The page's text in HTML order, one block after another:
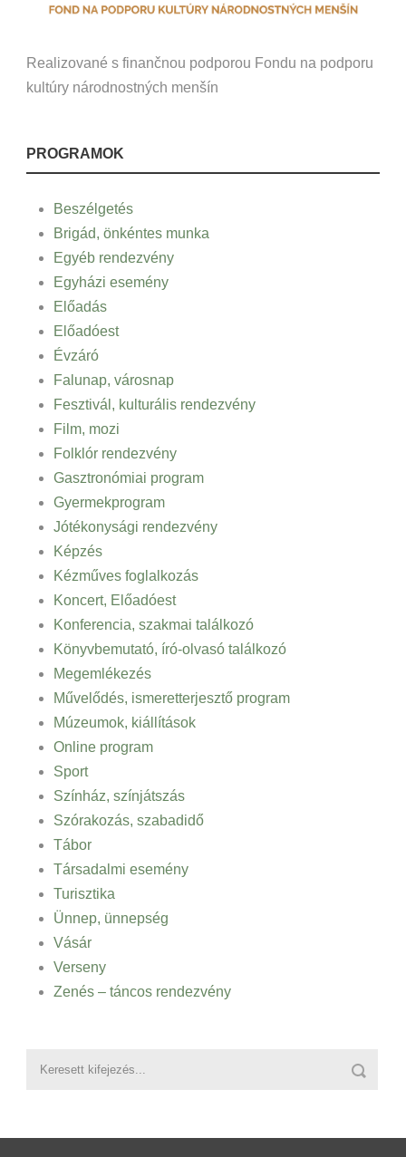
Realizované s finančnou podporou Fondu na podporu
kultúry národnostných menšín
PROGRAMOK
Beszélgetés
Brigád, önkéntes munka
Egyéb rendezvény
Egyházi esemény
Előadás
Előadóest
Évzáró
Falunap, városnap
Fesztivál, kulturális rendezvény
Film, mozi
Folklór rendezvény
Gasztronómiai program
Gyermekprogram
Jótékonysági rendezvény
Képzés
Kézműves foglalkozás
Koncert, Előadóest
Konferencia, szakmai találkozó
Könyvbemutató, író-olvasó találkozó
Megemlékezés
Művelődés, ismeretterjesztő program
Múzeumok, kiállítások
Online program
Sport
Színház, színjátszás
Szórakozás, szabadidő
Tábor
Társadalmi esemény
Turisztika
Ünnep, ünnepség
Vásár
Verseny
Zenés – táncos rendezvény